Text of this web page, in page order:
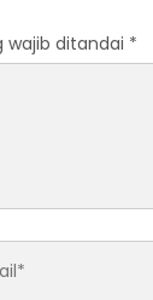
wajib ditandai *